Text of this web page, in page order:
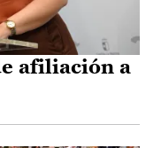
afiliación a